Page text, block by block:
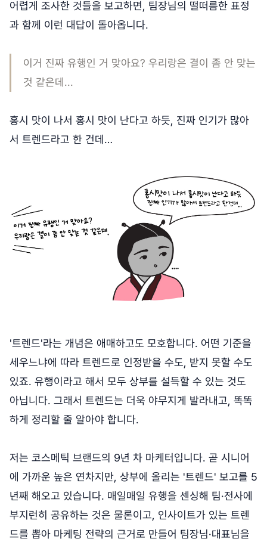
어렵게 조사한 것들을 보고하면, 팀장님의 떨떠름한 표정
과 함께 이런 대답이 돌아옵니다.
이거 진짜 유행인 거 맞아요? 우리랑은 결이 좀 안 맞는
것 같은데...
홍시 맛이 나서 홍시 맛이 난다고 하듯, 진짜 인기가 많아
서 트렌드라고 한 건데…
'트렌드'라는 개념은 애매하고도 모호합니다. 어떤 기준을
세우느냐에 따라 트렌드로 인정받을 수도, 받지 못할 수도
있죠. 유행이라고 해서 모두 상부를 설득할 수 있는 것도
아닙니다. 그래서 트렌드는 더욱 야무지게 발라내고, 똑똑
하게 정리할 줄 알아야 합니다.
저는 코스메틱 브랜드의 9년 차 마케터입니다. 곧 시니어
에 가까운 높은 연차지만, 상부에 올리는 '트렌드' 보고를 5
년째 해오고 있습니다. 매일매일 유행을 센싱해 팀·전사에
부지런히 공유하는 것은 물론이고, 인사이트가 있는 트렌
드를 뽑아 마케팅 전략의 근거로 만들어 팀장님·대표님을